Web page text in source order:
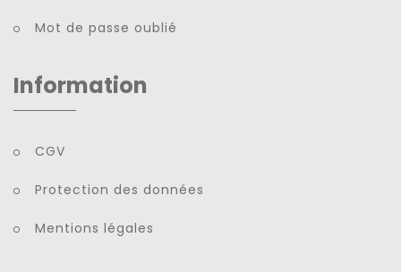
Mot de passe oublié
Information
CGV
Protection des données
Mentions légales